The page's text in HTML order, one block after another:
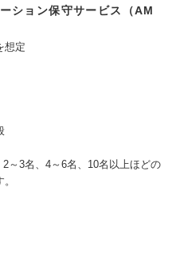
ション保守サービス（AM
想定
～3名、4～6名、10名以上ほどの